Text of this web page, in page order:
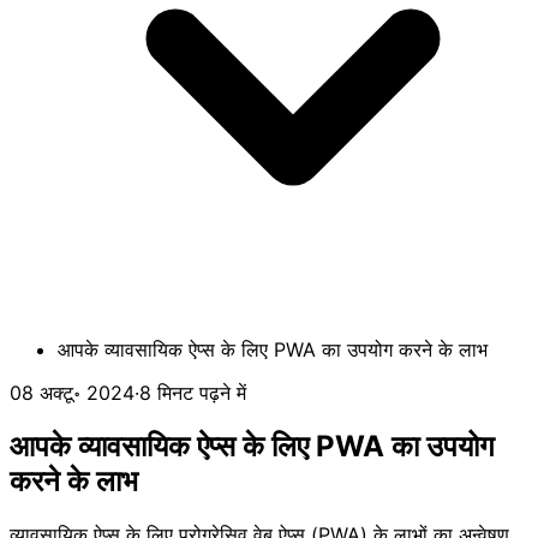
आपके व्यावसायिक ऐप्स के लिए PWA का उपयोग करने के लाभ
08 अक्टू॰ 2024·8 मिनट पढ़ने में
आपके व्यावसायिक ऐप्स के लिए PWA का उपयोग
करने के लाभ